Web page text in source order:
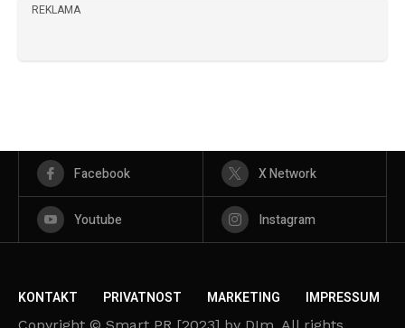
REKLAMA
Facebook X Network
Youtube Instagram
KONTAKT PRIVATNOST MARKETING IMPRESSUM